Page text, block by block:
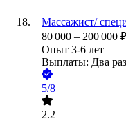
Массажист/
80 000 – 200 000 ₽
Опыт 3-6 лет
Выплаты: Два
5/8
2.2